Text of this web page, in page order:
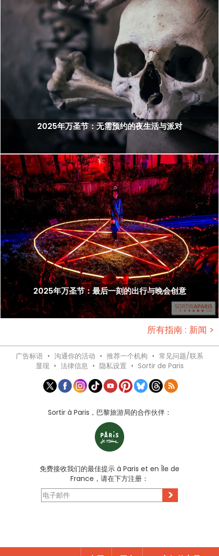
2025年万圣节：无需预约的夜生活与派对
2025年万圣节：最后一刻的出行与晚会创意
所有指南 : 新闻 >
广告标语 • 沟通你的活动 • 推荐一个机构 • 常见问题/联系
显现 • 法律信息 • 隐私设置 • Sortir de Paris
Sortir à Paris，巴黎旅游局的合作伙伴：
免费接收我们的最佳提示 à Paris et en Île de
France，请在下方注册：
>